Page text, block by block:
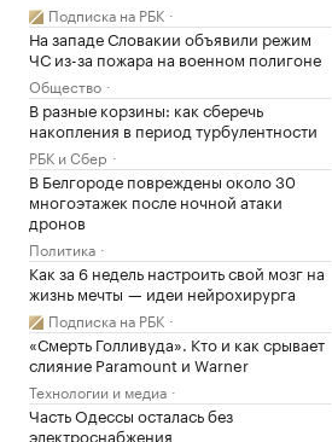
Подписка на РБК
На западе Словакии объявили режим
ЧС из-за пожара на военном полигоне
Общество
В разные корзины: как сберечь
накопления в период турбулентности
РБК и Сбер
В Белгороде повреждены около 30
многоэтажек после ночной атаки
дронов
Политика
Как за 6 недель настроить свой мозг на
жизнь мечты — идеи нейрохирурга
Подписка на РБК
«Смерть Голливуда». Кто и как срывает
слияние Paramount и Warner
Технологии и медиа
Часть Одессы осталась без
электроснабжения